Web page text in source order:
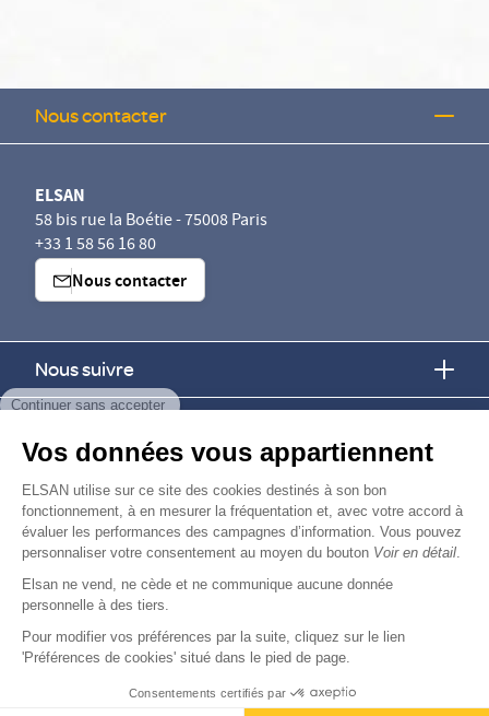
Continuer sans accepter
Vos données vous appartiennent
ELSAN utilise sur ce site des cookies destinés à son bon
fonctionnement, à en mesurer la fréquentation et, avec votre accord à
évaluer les performances des campagnes d’information. Vous pouvez
personnaliser votre consentement au moyen du bouton Voir en détail
Elsan ne vend, ne cède et ne communique aucune donnée
personnelle à des tiers.
Pour modifier vos préférences par la suite, cliquez sur le lien
'Préférences de cookies' situé dans le pied de page.
Consentements certifiés par
Nous contacter
ELSAN
58 bis rue la Boétie - 75008 Paris
+33 1 58 56 16 80
Nous contacter
Nous suivre
Nous rejoindre
Devenir fournisseur
© Copyright 2026 Elsan
Mentions Légales-Données personnelles
Agence digitale : VOID